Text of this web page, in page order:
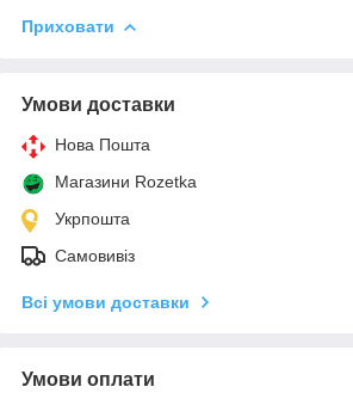
Приховати
Умови доставки
Нова Пошта
Магазини Rozetka
Укрпошта
Самовивіз
Всі умови доставки
Умови оплати